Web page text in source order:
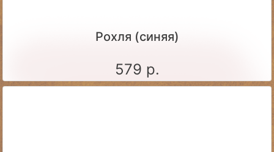
Рохля (синяя)
579 р.